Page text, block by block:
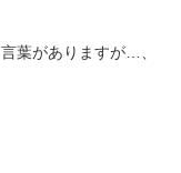
葉がありますが…、